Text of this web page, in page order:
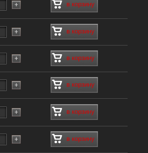
в корзину
в корзину
в корзину
в корзину
в корзину
в корзину